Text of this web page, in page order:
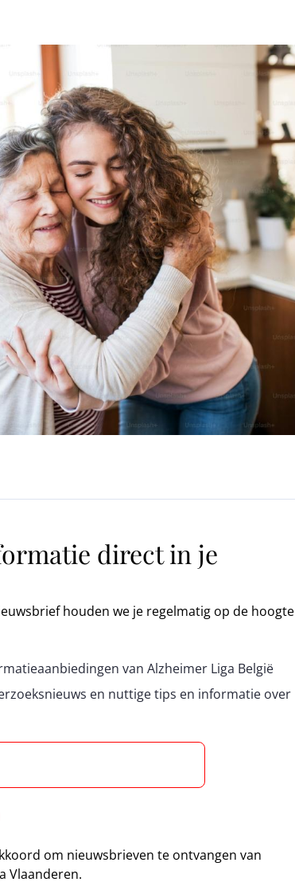
direct in je
houden we je regelmatig op de hoogte
van Alzheimer Liga België
en nuttige tips en informatie over
om nieuwsbrieven te ontvangen van
Vlaanderen.